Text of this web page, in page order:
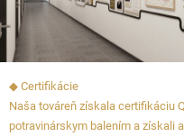
◆ Certifikácie
Naša továreň získala certifikáciu
potravinárskym balením a získali